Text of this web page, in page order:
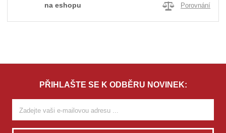
na eshopu
Porovnání
PŘIHLAŠTE SE K ODBĚRU NOVINEK: